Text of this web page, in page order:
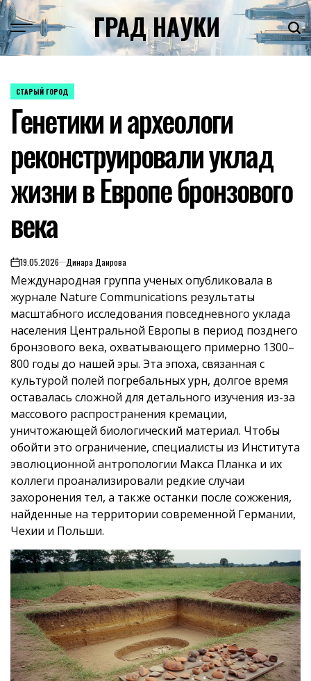
Skip
to
content
ГРАД НАУКИ
POSTED
СТАРЫЙ ГОРОД
Генетики и археологи
реконструировали уклад
жизни в Европе бронзового
века
on19.05.2026 Динара Даирова
Международная группа ученых опубликовала в
журнале Nature Communications результаты
масштабного исследования повседневного уклада
населения Центральной Европы в период позднего
бронзового века, охватывающего примерно 1300–
800 годы до нашей эры. Эта эпоха, связанная с
культурой полей погребальных урн, долгое время
оставалась сложной для детального изучения из-за
массового распространения кремации,
уничтожающей биологический материал. Чтобы
обойти это ограничение, специалисты из Института
эволюционной антропологии Макса Планка и их
коллеги проанализировали редкие случаи
захоронения тел, а также останки после сожжения,
найденные на территории современной Германии,
Чехии и Польши.